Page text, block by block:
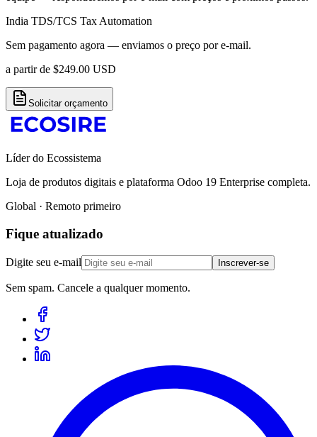
India TDS/TCS Tax Automation
Sem pagamento agora — enviamos o preço por e-mail.
a partir de $249.00 USD
Solicitar orçamento
Líder do Ecossistema
Loja de produtos digitais e plataforma Odoo 19 Enterprise completa.
Global · Remoto primeiro
Fique atualizado
Digite seu e-mail Inscrever-se
Sem spam. Cancele a qualquer momento.